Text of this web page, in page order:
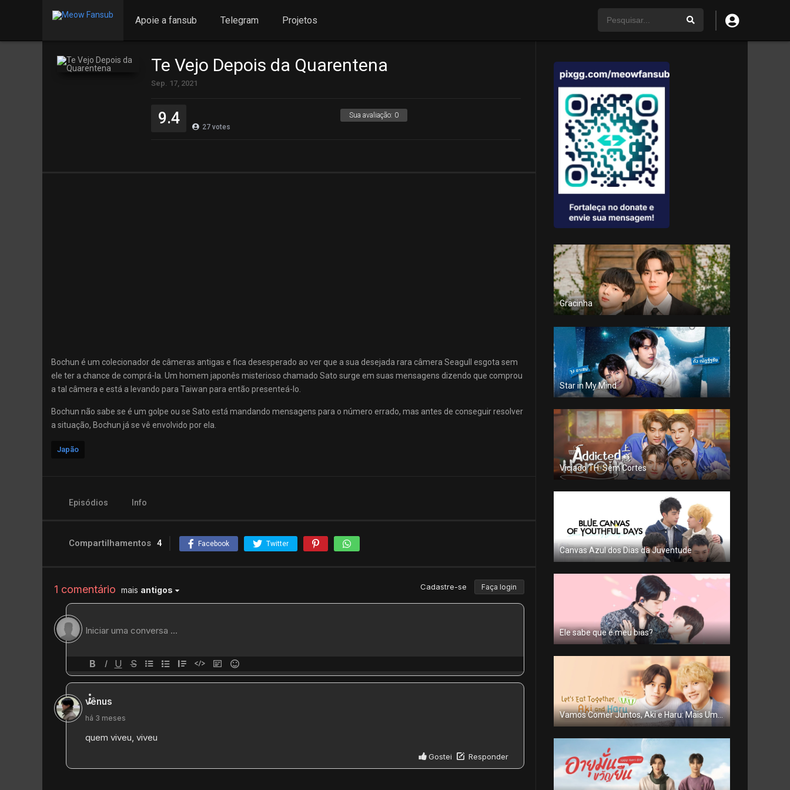
Apoie a fansub Telegram Projetos
Te Vejo Depois da Quarentena
Sep. 17, 2021
Sua avaliação: 0
9.4 27 votes
Bochun é um colecionador de câmeras antigas e fica desesperado ao ver que a sua desejada rara câmera Seagull esgota sem
ele ter a chance de comprá-la. Um homem japonês misterioso chamado Sato surge em suas mensagens dizendo que comprou
a tal câmera e está a levando para Taiwan para então presenteá-lo.
Bochun não sabe se é um golpe ou se Sato está mandando mensagens para o número errado, mas antes de conseguir resolver
a situação, Bochun já se vê envolvido por ela.
Japão
Episódios Info
Compartilhamentos 4 Facebook Twitter
Gracinha
Star in My Mind
Viciado TH: Sem Cortes
Canvas Azul dos Dias da Juventude
Ele sabe que é meu bias?
Vamos Comer Juntos, Aki e Haru: Mais Uma Porção!